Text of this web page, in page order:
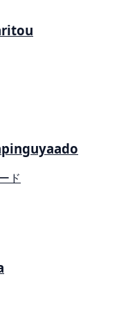
ド